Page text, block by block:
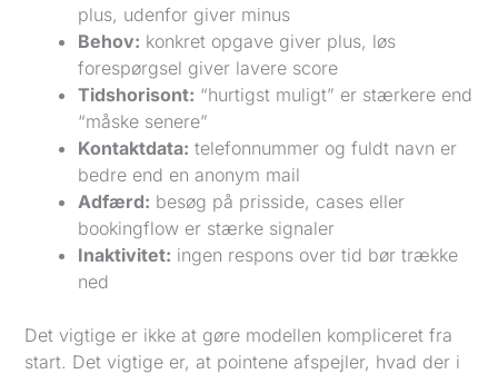
plus, udenfor giver minus
Behov: konkret opgave giver plus, løs
forespørgsel giver lavere score
Tidshorisont: “hurtigst muligt” er stærkere end
“måske senere”
Kontaktdata: telefonnummer og fuldt navn er
bedre end en anonym mail
Adfærd: besøg på prisside, cases eller
bookingflow er stærke signaler
Inaktivitet: ingen respons over tid bør trække
ned
Det vigtige er ikke at gøre modellen kompliceret fra
start. Det vigtige er, at pointene afspejler, hvad der i